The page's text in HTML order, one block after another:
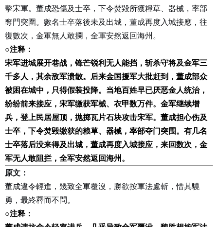
擊宋軍。董成恐傷及士卒，下令焚毀所獲糧草、器械，率部
奪門突圍。數名士卒落後未及出城，董成再度入城接應，往
復數次，金軍無人敢攔，全軍安然返回海州。
○注释：
宋军进城展开巷战，锋芒锐利无人能挡，斩杀守将及金军三
千多人，其余敌军溃散。后来金国援军大批赶到，董成部众
被困在城中，只得假装投降。当地百姓早已厌恶金人统治，
纷纷前来接应，宋军缴获军械、衣甲数万件。金军继续增
兵，登上民居屋顶，抛掷瓦片石块攻击宋军。董成担心伤及
士卒，下令焚毁缴获的粮草、器械，率部夺门突围。有几名
士卒落后没来得及出城，董成再度入城接应，来回数次，金
军无人敢阻拦，全军安然返回海州。
原文：
董成違令輕進，幾致全軍覆沒，勝欲按軍法處斬，惜其驍
勇，最終釋而不問。
○注释：